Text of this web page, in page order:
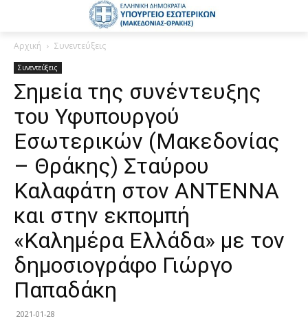
Αρχική Συνεντεύξεις
Συνεντεύξεις
Σημεία της συνέντευξης
του Υφυπουργού
Εσωτερικών (Μακεδονίας
– Θράκης) Σταύρου
Καλαφάτη στον ΑΝΤΕΝΝΑ
και στην εκπομπή
«Καλημέρα Ελλάδα» με τον
δημοσιογράφο Γιώργο
Παπαδάκη
2021-01-28